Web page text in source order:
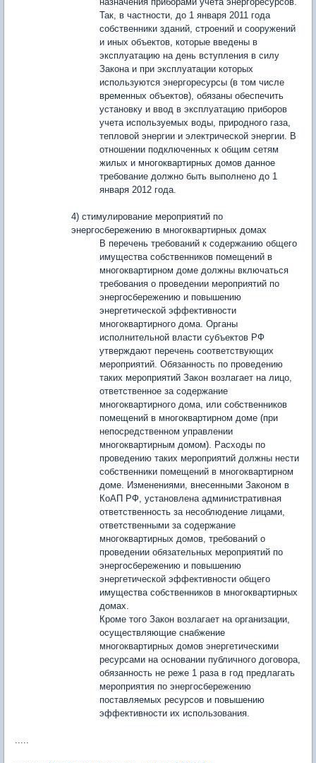
Так, в частности, до 1 января 2011 года
собственники зданий, строений и сооружений
и иных объектов, которые введены в
эксплуатацию на день вступления в силу
Закона и при эксплуатации которых
используются энергоресурсы (в том числе
временных объектов), обязаны обеспечить
установку и ввод в эксплуатацию приборов
учета используемых воды, природного газа,
тепловой энергии и электрической энергии. В
отношении подключенных к общим сетям
жилых и многоквартирных домов данное
требование должно быть выполнено до 1
января 2012 года.
4) стимулирование мероприятий по
энергосбережению в многоквартирных домах
В перечень требований к содержанию общего
имущества собственников помещений в
многоквартирном доме должны включаться
требования о проведении мероприятий по
энергосбережению и повышению
энергетической эффективности
многоквартирного дома. Органы
исполнительной власти субъектов РФ
утверждают перечень соответствующих
мероприятий. Обязанность по проведению
таких мероприятий Закон возлагает на лицо,
ответственное за содержание
многоквартирного дома, или собственников
помещений в многоквартирном доме (при
непосредственном управлении
многоквартирным домом). Расходы по
проведению таких мероприятий должны нести
собственники помещений в многоквартирном
доме. Изменениями, внесенными Законом в
КоАП РФ, установлена административная
ответственность за несоблюдение лицами,
ответственными за содержание
многоквартирных домов, требований о
проведении обязательных мероприятий по
энергосбережению и повышению
энергетической эффективности общего
имущества собственников в многоквартирных
домах.
Кроме того Закон возлагает на организации,
осуществляющие снабжение
многоквартирных домов энергетическими
ресурсами на основании публичного договора,
обязанность не реже 1 раза в год предлагать
мероприятия по энергосбережению
поставляемых ресурсов и повышению
эффективности их использования.